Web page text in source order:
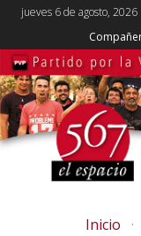
jueves 6 de agosto, 2026
Inicio